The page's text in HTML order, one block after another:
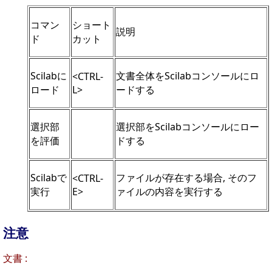
コマン
ド
ショート
カット
説明
Scilabに
ロード
<CTRL-
L>
文書全体をScilabコンソールにロ
ードする
選択部
を評価
選択部をScilabコンソールにロー
ドする
Scilabで
実行
<CTRL-
E>
ファイルが存在する場合, そのフ
ァイルの内容を実行する
注意
文書 :